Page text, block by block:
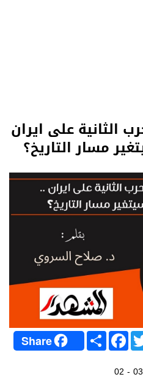
الثانية على ايران
مسار التاريخ؟
Share S
h
a
F
a
c
b
02 -